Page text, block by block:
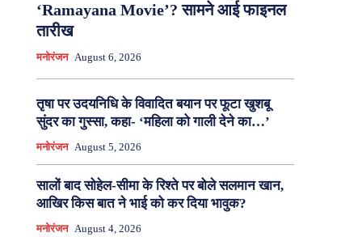
‘Ramayana Movie’? सामने आई फाइनल
तारीख
मनोरंजन August 6, 2026
तृषा पर उदयनिधि के विवादित बयान पर फूटा खुशबू
सुंदर का गुस्सा, कहा- ‘महिला को गाली देने का…’
मनोरंजन August 5, 2026
सालों बाद सोहेल-सीमा के रिश्ते पर बोले सलमान खान,
आखिर किस बात ने भाई को कर दिया भावुक?
मनोरंजन August 4, 2026